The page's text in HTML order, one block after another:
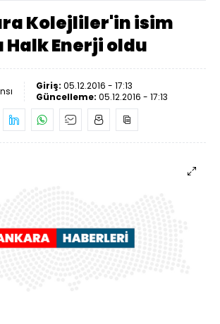
Kolejliler'in isim
Halk Enerji oldu
Giriş: 05.12.2016 - 17:13
Güncelleme: 05.12.2016 - 17:13